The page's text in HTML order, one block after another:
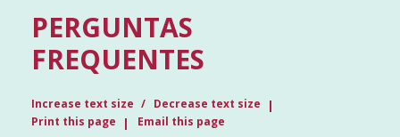
PERGUNTAS
FREQUENTES
Increase text size
Decrease text size
Print this page
Email this page